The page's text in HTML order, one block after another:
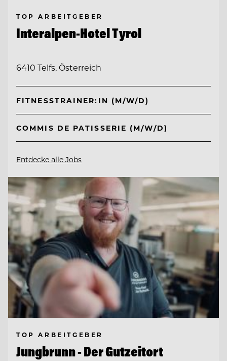
TOP ARBEITGEBER
Interalpen-Hotel Tyrol
6410 Telfs, Österreich
FITNESSTRAINER:IN (M/W/D)
COMMIS DE PATISSERIE (M/W/D)
Entdecke alle Jobs
TOP ARBEITGEBER
Jungbrunn - Der Gutzeitort